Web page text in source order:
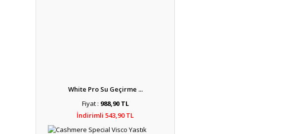
White Pro Su Geçirme ...
Fiyat : 988,90 TL
İndirimli 543,90 TL